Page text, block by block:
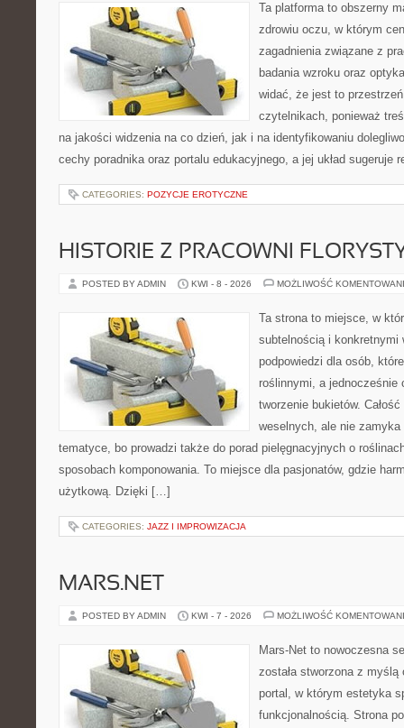
Ta platforma to obszerny
zdrowiu oczu, w którym
zagadnienia związane z
badania wzroku oraz
widać, że jest to
czytelnikach, ponieważ
na jakości widzenia na co dzień, jak i na identyfikowaniu
cechy poradnika oraz portalu edukacyjnego, a jej układ sugeruje
CATEGORIES: POZYCJE EROTYCZNE
HISTORIE Z PRACOWNI
POSTED BY ADMIN KWI - 8 - 2026 MOŻLIWOŚĆ
Ta strona to miejsce, w
subtelnością i konkretnymi
podpowiedzi dla osób,
roślinnymi, a jednocześnie
tworzenie bukietów.
weselnych, ale nie zamyka
tematyce, bo prowadzi także do porad pielęgnacyjnych o
sposobach komponowania. To miejsce dla pasjonatów, gdzie
użytkową. Dzięki […]
CATEGORIES: JAZZ I IMPROWIZACJA
MARS.NET
POSTED BY ADMIN KWI - 7 - 2026 MOŻLIWOŚĆ
Mars-Net to nowoczesna
została stworzona z
portal, w którym estetyka
funkcjonalnością. Strona